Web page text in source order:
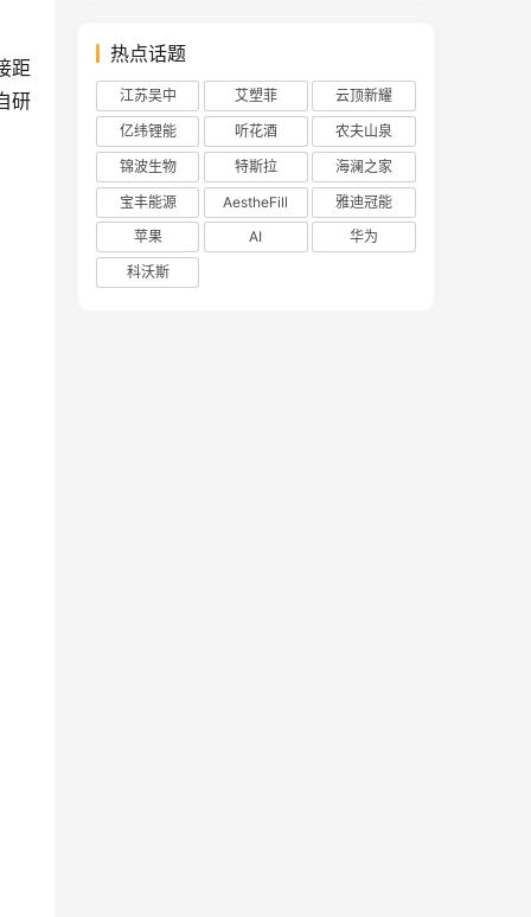
距
研
热点话题
江苏吴中 艾塑菲
云顶新耀
亿纬锂能
听花酒
农夫山泉
锦波生物
特斯拉
海澜之家
宝丰能源
AestheFill
雅迪冠能
苹果
AI
华为
科沃斯